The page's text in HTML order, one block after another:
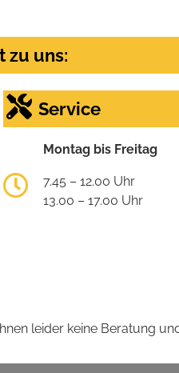
zu uns:
Service
Montag bis Freitag
7.45 – 12.00 Uhr
13.00 – 17.00 Uhr
leider keine Beratung